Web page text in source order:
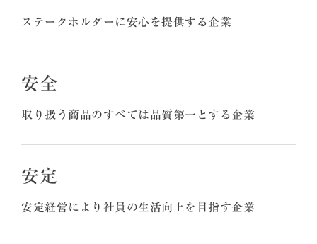
ステークホルダーに安心を提供する企業
安全
取り扱う商品のすべては品質第一とする企業
安定
安定経営により社員の生活向上を目指す企業